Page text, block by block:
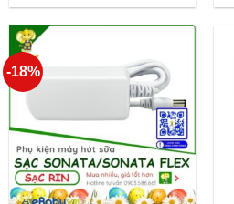
-18%